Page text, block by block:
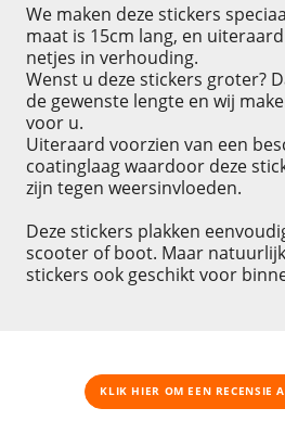
We maken deze stickers
maat is 15cm lang, en
netjes in verhouding.
Wenst u deze stickers groter?
de gewenste lengte en wij
voor u.
Uiteraard voorzien van een
coatinglaag waardoor deze
zijn tegen weersinvloeden.
Deze stickers plakken
scooter of boot. Maar
stickers ook geschikt voor
KLIK HIER OM EEN ​​RECENSIE